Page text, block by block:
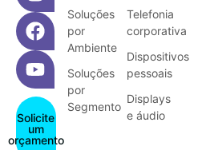
Solicite
um
orçamento
Soluções
por
Ambiente
Soluções
por
Segmento
Telefonia
corporativa
Dispositivos
pessoais
Displays
e áudio